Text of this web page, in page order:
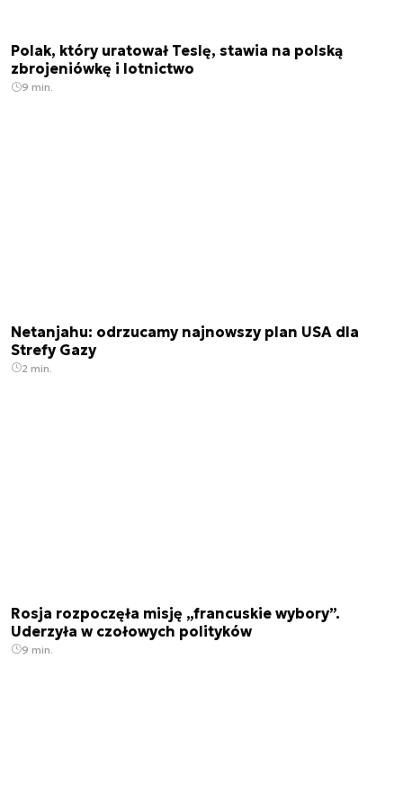
Polak, który uratował Teslę, stawia na polską
zbrojeniówkę i lotnictwo
9 min.
Netanjahu: odrzucamy najnowszy plan USA dla
Strefy Gazy
2 min.
Rosja rozpoczęła misję „francuskie wybory”.
Uderzyła w czołowych polityków
9 min.